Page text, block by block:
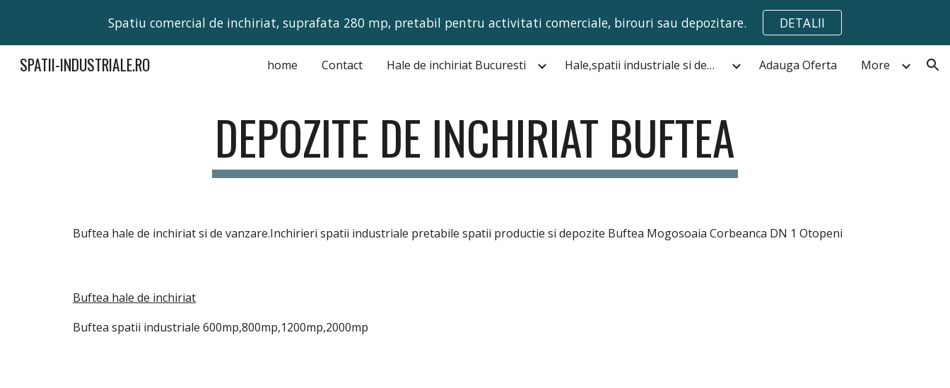
Skip to main content Skip to navigation
Spatiu comercial de inchiriat, suprafata 280 mp, pretabil pentru activitati comerciale, birouri sau depozitare. DETALII
SPATII-INDUSTRIALE.RO home Contact Hale de inchiriat Bucuresti Hale,spatii industriale si depozite de vanzare Bucuresti Adauga Oferta More
DEPOZITE DE INCHIRIAT BUFTEA
Buftea hale de inchiriat si de vanzare.Inchirieri spatii industriale pretabile spatii productie si depozite Buftea Mogosoaia Corbeanca DN 1 Otopeni
Buftea hale de inchiriat
Buftea spatii industriale 600mp,800mp,1200mp,2000mp